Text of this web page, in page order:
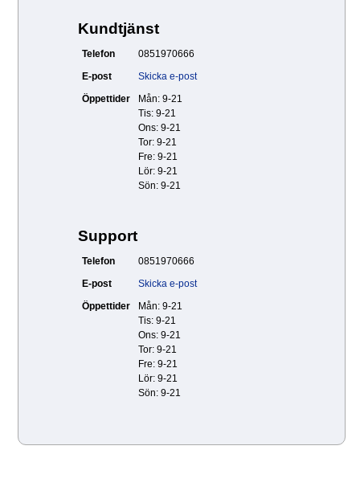
Kundtjänst
Telefon
0851970666
E-post
Skicka e-post
Öppettider
Mån: 9-21
Tis: 9-21
Ons: 9-21
Tor: 9-21
Fre: 9-21
Lör: 9-21
Sön: 9-21
Support
Telefon
0851970666
E-post
Skicka e-post
Öppettider
Mån: 9-21
Tis: 9-21
Ons: 9-21
Tor: 9-21
Fre: 9-21
Lör: 9-21
Sön: 9-21